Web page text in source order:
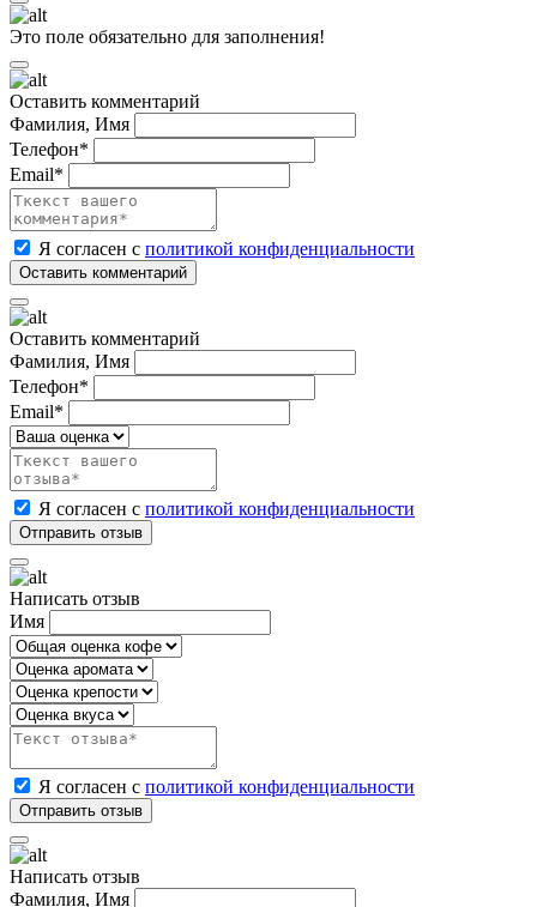
Это поле обязательно для заполнения!
Оставить комментарий
Фамилия, Имя
Телефон*
Email*
Я согласен с политикой конфиденциальности
Оставить комментарий
Фамилия, Имя
Телефон*
Email*
Я согласен с политикой конфиденциальности
Написать отзыв
Имя
Я согласен с политикой конфиденциальности
Написать отзыв
Фамилия, Имя